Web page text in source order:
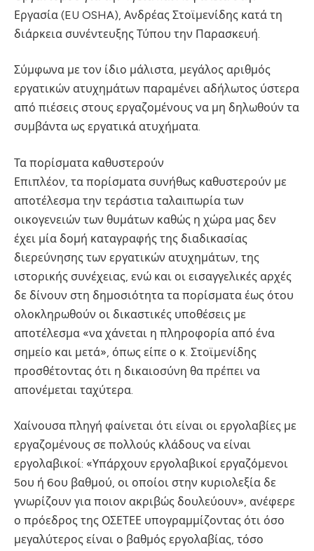
Εργασία (EU OSHA), Ανδρέας Στοϊμενίδης κατά τη
διάρκεια συνέντευξης Τύπου την Παρασκευή.
Σύμφωνα με τον ίδιο μάλιστα, μεγάλος αριθμός
εργατικών ατυχημάτων παραμένει αδήλωτος ύστερα
από πιέσεις στους εργαζομένους να μη δηλωθούν τα
συμβάντα ως εργατικά ατυχήματα.
Τα πορίσματα καθυστερούν
Επιπλέον, τα πορίσματα συνήθως καθυστερούν με
αποτέλεσμα την τεράστια ταλαιπωρία των
οικογενειών των θυμάτων καθώς η χώρα μας δεν
έχει μία δομή καταγραφής της διαδικασίας
διερεύνησης των εργατικών ατυχημάτων, της
ιστορικής συνέχειας, ενώ και οι εισαγγελικές αρχές
δε δίνουν στη δημοσιότητα τα πορίσματα έως ότου
ολοκληρωθούν οι δικαστικές υποθέσεις με
αποτέλεσμα «να χάνεται η πληροφορία από ένα
σημείο και μετά», όπως είπε ο κ. Στοϊμενίδης
προσθέτοντας ότι η δικαιοσύνη θα πρέπει να
απονέμεται ταχύτερα.
Χαίνουσα πληγή φαίνεται ότι είναι οι εργολαβίες με
εργαζομένους σε πολλούς κλάδους να είναι
εργολαβικοί: «Υπάρχουν εργολαβικοί εργαζόμενοι
5ου ή 6ου βαθμού, οι οποίοι στην κυριολεξία δε
γνωρίζουν για ποιον ακριβώς δουλεύουν», ανέφερε
ο πρόεδρος της ΟΣΕΤΕΕ υπογραμμίζοντας ότι όσο
μεγαλύτερος είναι ο βαθμός εργολαβίας, τόσο